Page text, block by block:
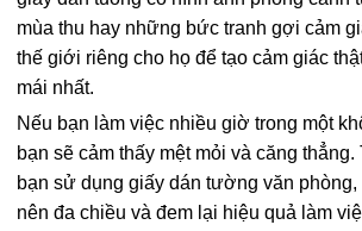
mùa thu hay những bức tranh gợi cảm
thế giới riêng cho họ để tạo cảm giác
mái nhất.
Nếu bạn làm việc nhiều giờ trong một
bạn sẽ cảm thấy mệt mỏi và căng thẳng.
bạn sử dụng giấy dán tường văn
nên đa chiều và đem lại hiệu quả làm